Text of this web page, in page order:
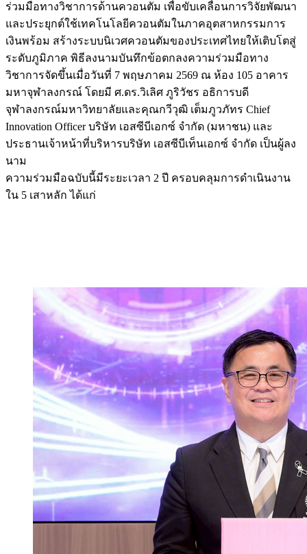
ร่วมมือทางวิชาการด้านควอนตัม เพื่อขับเคลื่อนการวิจัยพัฒนา
และประยุกต์ใช้เทคโนโลยีควอนตัมในภาคอุตสาหกรรมการ
เงินพร้อม สร้างระบบนิเวศควอนตัมของประเทศไทยให้เติบโตสู่
ระดับภูมิภาค พิธีลงนามบันทึกข้อตกลงความร่วมมือทาง
วิชาการจัดขึ้นเมื่อวันที่ 7 พฤษภาคม 2569 ณ ห้อง 105 อาคาร
มหาจุฬาลงกรณ์ โดยมี ศ.ดร.วิเลิศ ภูริวัชร อธิการบดี
จุฬาลงกรณ์มหาวิทยาลัยและคุณกวีวุฒิ เต็มภูวภัทร Chief
Innovation Officer บริษัท เอสซีบีเอกซ์ จำกัด (มหาชน) และ
ประธานเจ้าหน้าที่บริหารบริษัท เอสซีบีเท็นเอกซ์ จำกัด เป็นผู้ลง
นาม
ความร่วมมือฉบับนี้มีระยะเวลา 2 ปี ครอบคลุมการดำเนินงาน
ใน 5 เสาหลัก ได้แก่